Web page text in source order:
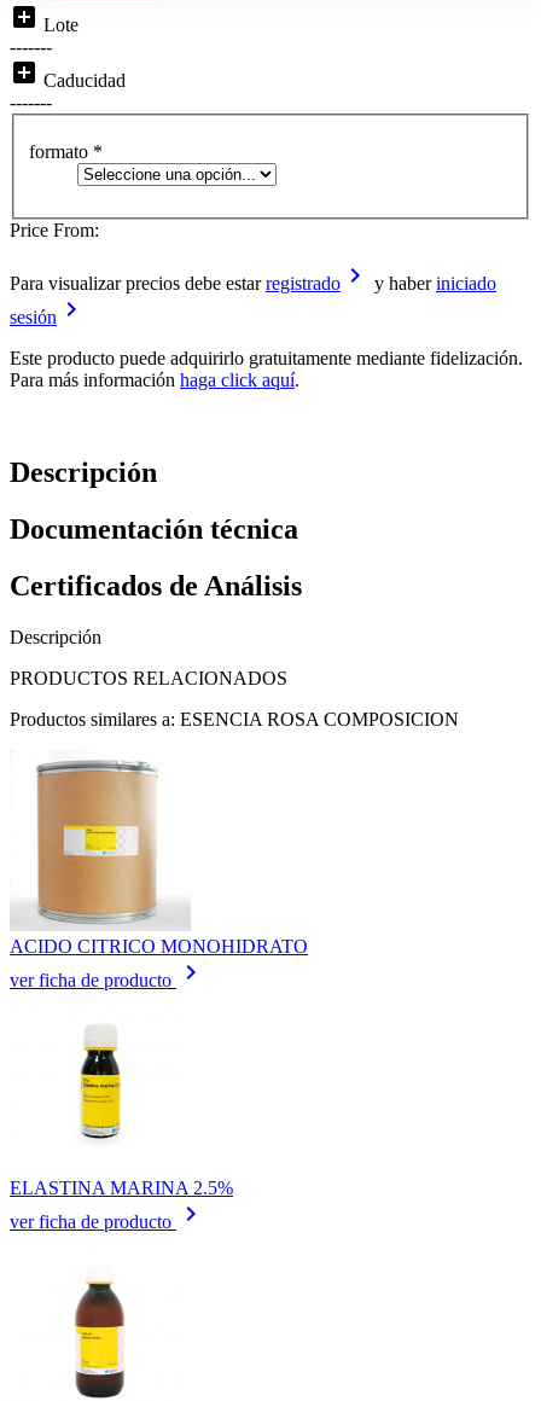
add_box Lote
-------
add_box Caducidad
-------
formato *
Price From:
Para visualizar precios debe estarregistrado keyboard_arrow_right y haberiniciado
sesión keyboard_arrow_right
Este producto puede adquirirlo gratuitamente mediante fidelización.
Para más información haga click aquí.
Descripción
Documentación técnica
Certificados de Análisis
Descripción
PRODUCTOS RELACIONADOS
Productos similares a: ESENCIA ROSA COMPOSICION
ACIDO CITRICO MONOHIDRATO
ver ficha de producto
keyboard_arrow_right
ELASTINA MARINA 2.5%
ver ficha de producto
keyboard_arrow_right